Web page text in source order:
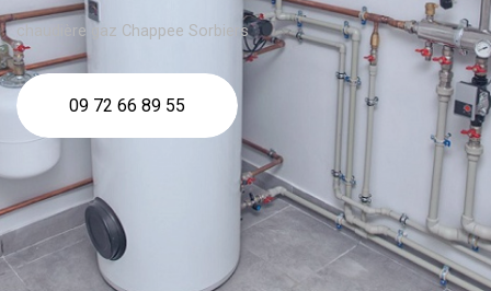
chaudière gaz Chappee Sorbiers
09 72 66 89 55